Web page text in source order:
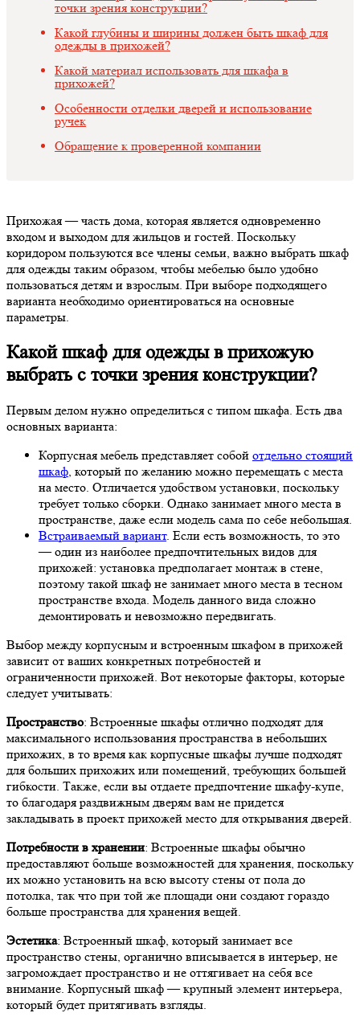
точки зрения конструкции?
Какой глубины и ширины должен быть шкаф для
одежды в прихожей?
Какой материал использовать для шкафа в
прихожей?
Особенности отделки дверей и использование
ручек
Обращение к проверенной компании
Прихожая — часть дома, которая является одновременно
входом и выходом для жильцов и гостей. Поскольку
коридором пользуются все члены семьи, важно выбрать шкаф
для одежды таким образом, чтобы мебелью было удобно
пользоваться детям и взрослым. При выборе подходящего
варианта необходимо ориентироваться на основные
параметры.
Какой шкаф для одежды в прихожую
выбрать с точки зрения конструкции?
Первым делом нужно определиться с типом шкафа. Есть два
основных варианта:
Корпусная мебель представляет собой отдельно стоящий
шкаф, который по желанию можно перемещать с места
на место. Отличается удобством установки, поскольку
требует только сборки. Однако занимает много места в
пространстве, даже если модель сама по себе небольшая.
Встраиваемый вариант. Если есть возможность, то это
— один из наиболее предпочтительных видов для
прихожей: установка предполагает монтаж в стене,
поэтому такой шкаф не занимает много места в тесном
пространстве входа. Модель данного вида сложно
демонтировать и невозможно передвигать.
Выбор между корпусным и встроенным шкафом в прихожей
зависит от ваших конкретных потребностей и
ограниченности прихожей. Вот некоторые факторы, которые
следует учитывать:
Пространство: Встроенные шкафы отлично подходят для
максимального использования пространства в небольших
прихожих, в то время как корпусные шкафы лучше подходят
для больших прихожих или помещений, требующих большей
гибкости. Также, если вы отдаете предпочтение шкафу-купе,
то благодаря раздвижным дверям вам не придется
закладывать в проект прихожей место для открывания дверей.
Потребности в хранении: Встроенные шкафы обычно
предоставляют больше возможностей для хранения, поскольку
их можно установить на всю высоту стены от пола до
потолка, так что при той же площади они создают гораздо
больше пространства для хранения вещей.
Эстетика: Встроенный шкаф, который занимает все
пространство стены, органично вписывается в интерьер, не
загромождает пространство и не оттягивает на себя все
внимание. Корпусный шкаф — крупный элемент интерьера,
который будет притягивать взгляды.